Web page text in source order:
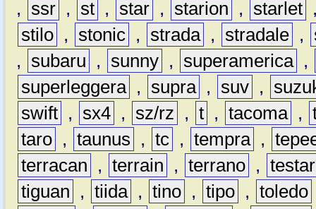
,
ssr , st , star , starion , starlet
stilo , stonic , strada , stradale ,
,
subaru , sunny , superamerica ,
superleggera , supra , suv ,
swift , sx4 , sz/rz , t , tacoma ,
taro , taunus , tc , tempra ,
terracan
, terrain , terrano ,
tiguan
, tiida , tino , tipo , toledo